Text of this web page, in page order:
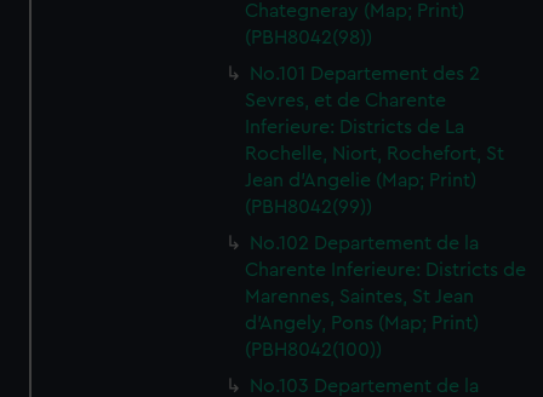
Chategneray (Map; Print)
(PBH8042(98))
No.101 Departement des 2
Sevres, et de Charente
Inferieure: Districts de La
Rochelle, Niort, Rochefort, St
Jean d'Angelie (Map; Print)
(PBH8042(99))
No.102 Departement de la
Charente Inferieure: Districts de
Marennes, Saintes, St Jean
d'Angely, Pons (Map; Print)
(PBH8042(100))
No.103 Departement de la